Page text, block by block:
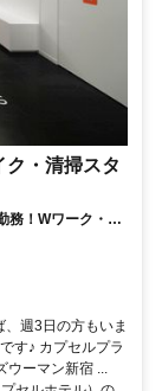
・清掃スタ
務！Wワーク・副
週3日の方もいま
す♪ カプセルプラ
ウーマン新宿 ...